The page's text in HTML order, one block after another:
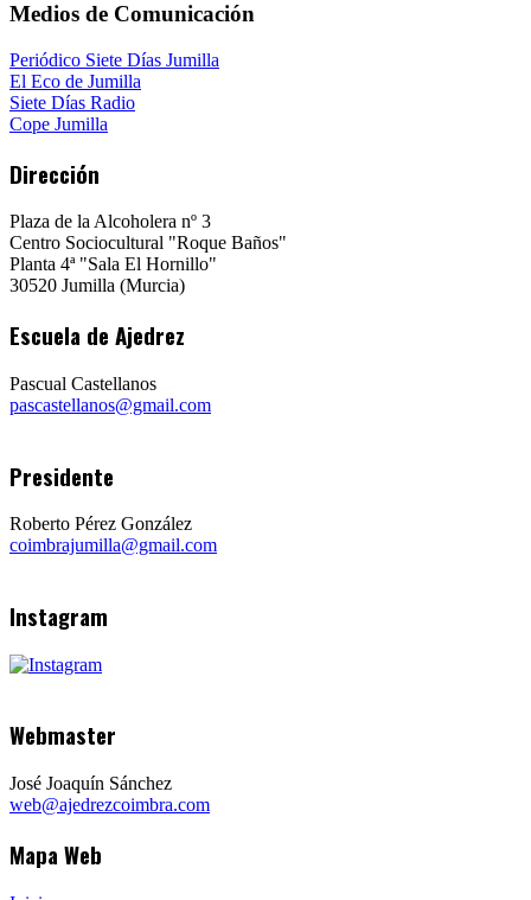
Medios de Comunicación
Periódico Siete Días Jumilla
El Eco de Jumilla
Siete Días Radio
Cope Jumilla
Dirección
Plaza de la Alcoholera nº 3
Centro Sociocultural "Roque Baños"
Planta 4ª "Sala El Hornillo"
30520 Jumilla (Murcia)
Escuela de Ajedrez
Pascual Castellanos
pascastellanos@gmail.com
Presidente
Roberto Pérez González
coimbrajumilla@gmail.com
Instagram
Webmaster
José Joaquín Sánchez
web@ajedrezcoimbra.com
Mapa Web